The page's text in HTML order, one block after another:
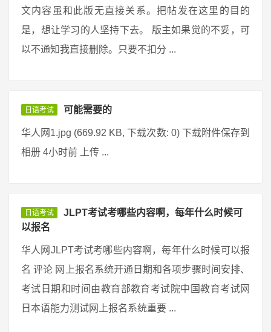
文内容虽和此版无直接关系。把帖发在这里的目的
是，想让学习的人坚持下去。 版主如果觉的不妥，可
以不通知我直接删除。只要不扣分 ...
日语考试 可能需要的
华人网1.jpg (669.92 KB, 下载次数: 0) 下载附件保存到
相册 4小时前 上传 ...
日语考试
JLPT考试考哪些内容啊，每年什么时候可
以报名
华人网JLPT考试考哪些内容啊，每年什么时候可以报
名 评论 网上报名系统开通日期和各项步骤时间安排、
考试日期和时间由教育部教育考试院中国教育考试网
日本语能力测试网上报名系统重要 ...